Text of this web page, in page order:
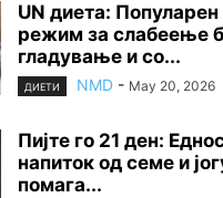
UN диета:
режим за слабеење
гладување и со...
ДИЕТИ NMD - May 20, 2026
Пијте го 21 ден:
напиток од семе и
помага...